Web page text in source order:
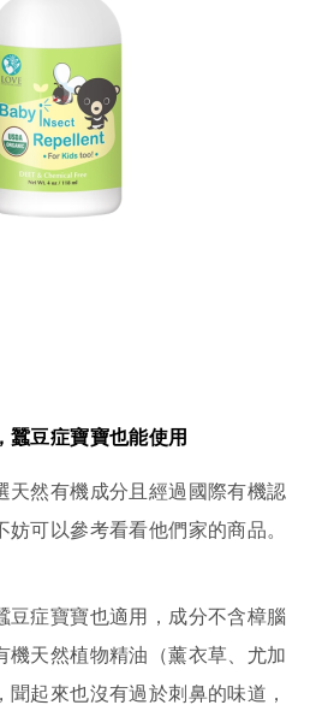
蠶豆症寶寶也能使用
天然有機成分且經過國際有機認
可以參考看看他們家的商品。
豆症寶寶也適用，成分不含樟腦
機天然植物精油（薰衣草、尤加
起來也沒有過於刺鼻的味道，